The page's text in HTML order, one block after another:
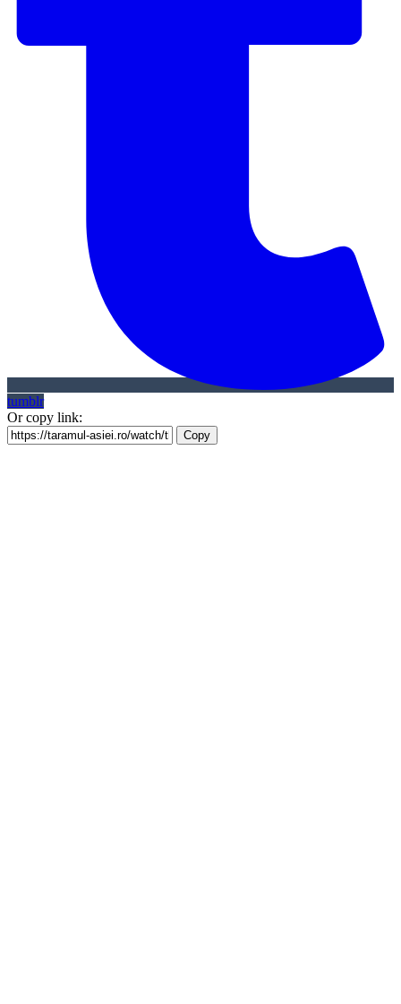
tumblr
Or copy link:
Copy